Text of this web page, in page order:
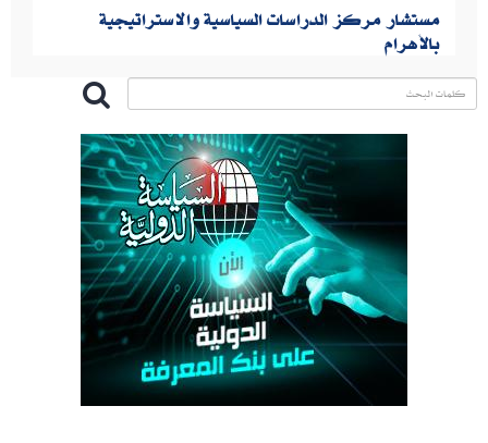
مستشار مركز الدراسات السياسية والاستراتيجية
بالأهرام